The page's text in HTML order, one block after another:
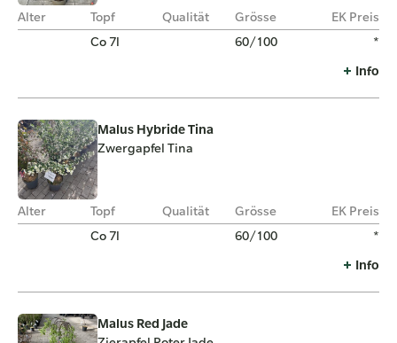
Alter Topf Qualität Grösse
EK Preis
Co 7l
60/100 *
Info
Malus Hybride Tina
Zwergapfel Tina
Alter Topf Qualität Grösse
EK Preis
Co 7l
60/100 *
Info
Malus Red Jade